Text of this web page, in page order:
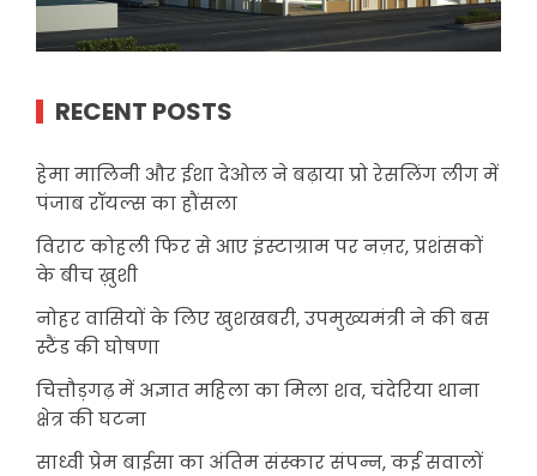
RECENT POSTS
हेमा मालिनी और ईशा देओल ने बढ़ाया प्रो रेसलिंग लीग में
पंजाब रॉयल्स का हौंसला
विराट कोहली फिर से आए इंस्टाग्राम पर नज़र, प्रशंसकों
के बीच ख़ुशी
नोहर वासियों के लिए खुशखबरी, उपमुख्यमंत्री ने की बस
स्टैंड की घोषणा
चित्तौड़गढ़ में अज्ञात महिला का मिला शव, चंदेरिया थाना
क्षेत्र की घटना
साध्वी प्रेम बाईसा का अंतिम संस्कार संपन्न, कई सवालों